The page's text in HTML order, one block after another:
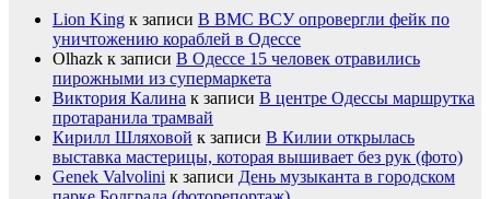
Lion King к записи В ВМС ВСУ опровергли фейк по
уничтожению кораблей в Одессе
Olhazk к записи В Одессе 15 человек отравились
пирожными из супермаркета
Виктория Калина к записи В центре Одессы маршрутка
протаранила трамвай
Кирилл Шляховой к записи В Килии открылась
выставка мастерицы, которая вышивает без рук (фото)
Genek Valvolini к записи День музыканта в городском